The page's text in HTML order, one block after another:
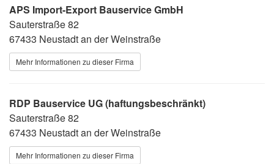
APS Import-Export Bauservice GmbH
Sauterstraße 82
67433 Neustadt an der Weinstraße
Mehr Informationen zu dieser Firma
RDP Bauservice UG (haftungsbeschränkt)
Sauterstraße 82
67433 Neustadt an der Weinstraße
Mehr Informationen zu dieser Firma